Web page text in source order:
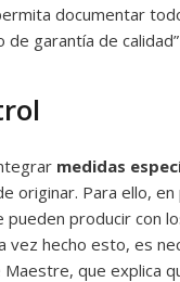
documentar
garantía de
medidas
originar. Para ello,
pueden producir con
vez hecho esto, es
Maestre, que explica